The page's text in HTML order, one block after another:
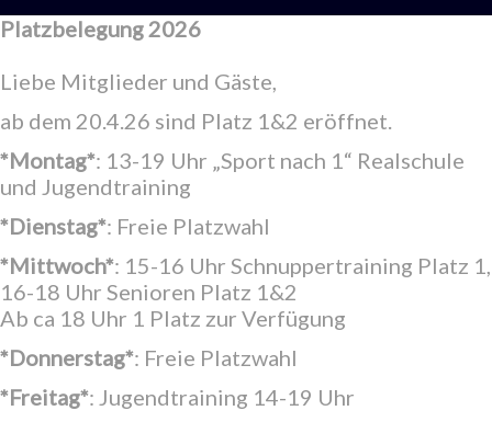
Platzbelegung 2026
Liebe Mitglieder und Gäste,
ab dem 20.4.26 sind Platz 1&2 eröffnet.
*Montag*: 13-19 Uhr „Sport nach 1“ Realschule
und Jugendtraining
*Dienstag*: Freie Platzwahl
*Mittwoch*: 15-16 Uhr Schnuppertraining Platz 1,
16-18 Uhr Senioren Platz 1&2
Ab ca 18 Uhr 1 Platz zur Verfügung
*Donnerstag*: Freie Platzwahl
*Freitag*: Jugendtraining 14-19 Uhr